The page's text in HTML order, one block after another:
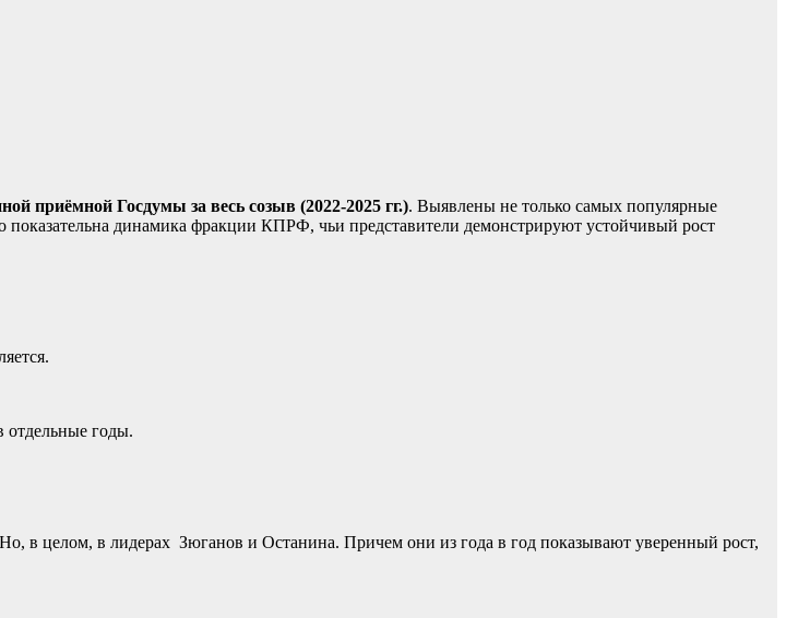
приёмной Госдумы за весь созыв (2022-2025 гг.). Выявлены не только самых популярные
динамика фракции КПРФ, чьи представители демонстрируют устойчивый рост
годы.
в целом, в лидерах Зюганов и Останина. Причем они из года в год показывают уверенный рост,